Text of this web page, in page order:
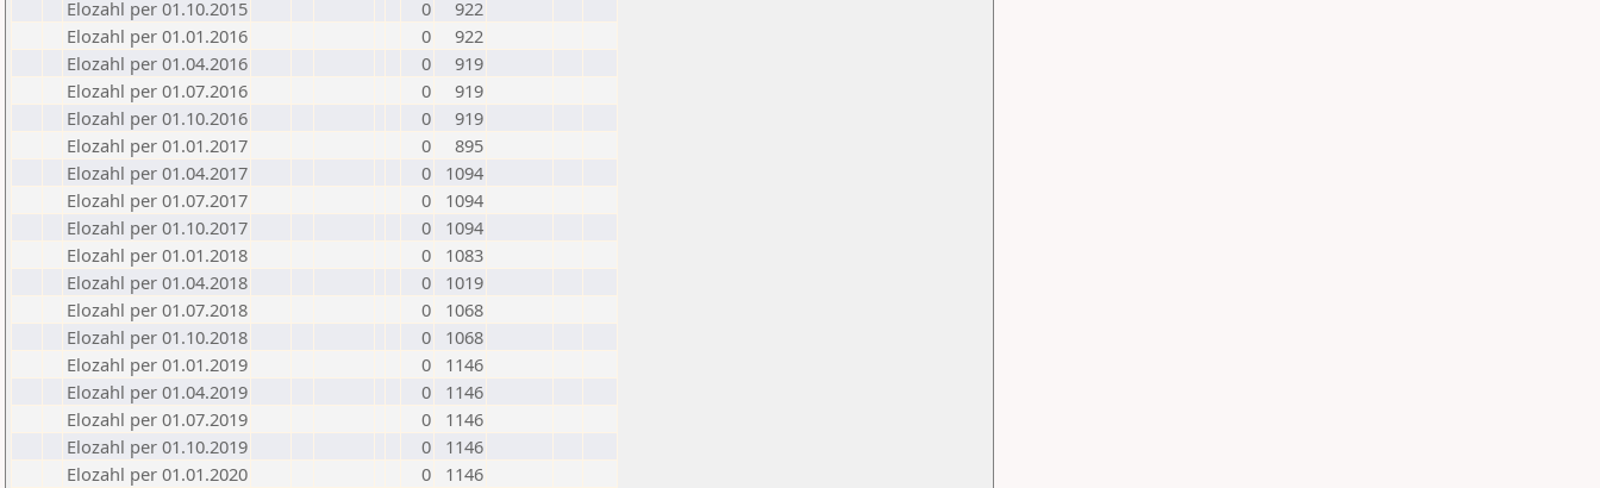
Elozahl per 01.10.2015
0
922
Elozahl per 01.01.2016
0
922
Elozahl per 01.04.2016
0
919
Elozahl per 01.07.2016
0
919
Elozahl per 01.10.2016
0
919
Elozahl per 01.01.2017
0
895
Elozahl per 01.04.2017
0
1094
Elozahl per 01.07.2017
0
1094
Elozahl per 01.10.2017
0
1094
Elozahl per 01.01.2018
0
1083
Elozahl per 01.04.2018
0
1019
Elozahl per 01.07.2018
0
1068
Elozahl per 01.10.2018
0
1068
Elozahl per 01.01.2019
0
1146
Elozahl per 01.04.2019
0
1146
Elozahl per 01.07.2019
0
1146
Elozahl per 01.10.2019
0
1146
Elozahl per 01.01.2020
0
1146